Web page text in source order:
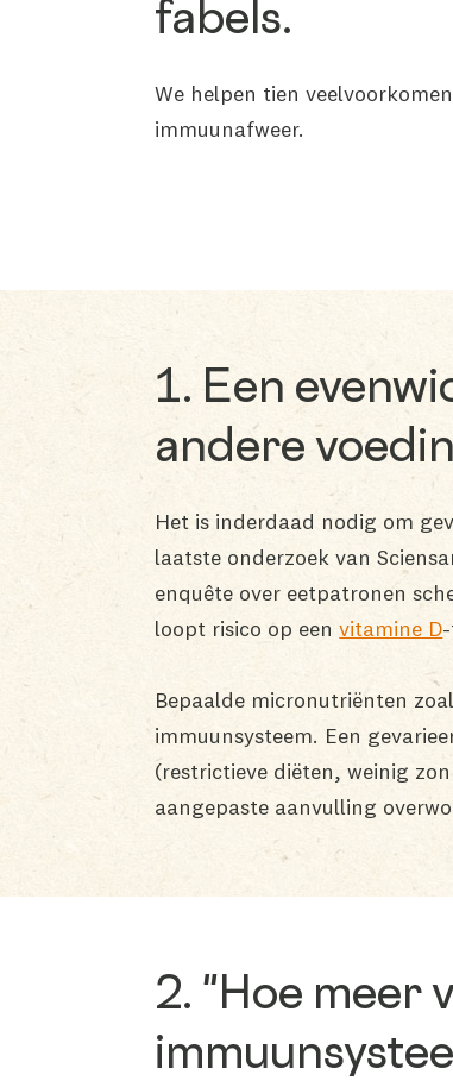
fabels.
We helpen tien
immuunafweer.
1. Een
andere
Het is inderdaad nodig om
laatste onderzoek van
enquête over eetpatronen
loopt risico op eenvitamine D
Bepaalde micronutriënten
immuunsysteem. Een
(restrictieve diëten, weinig
aangepaste aanvulling
2. "Hoe meer